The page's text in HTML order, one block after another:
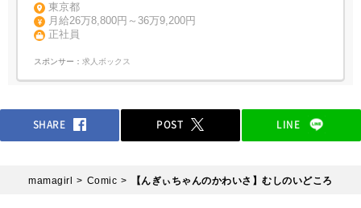
東京都
月給26万8,800円～36万9,200円
正社員
スポンサー： 求人ボックス
SHARE POST LINE
mamagirl Comic 【んぎぃちゃんのかわいさ】むしのいどころ